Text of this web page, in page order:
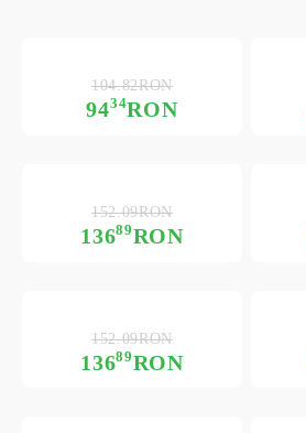
9434RON
104.82RON
13689RON
152.09RON
13689RON
152.09RON